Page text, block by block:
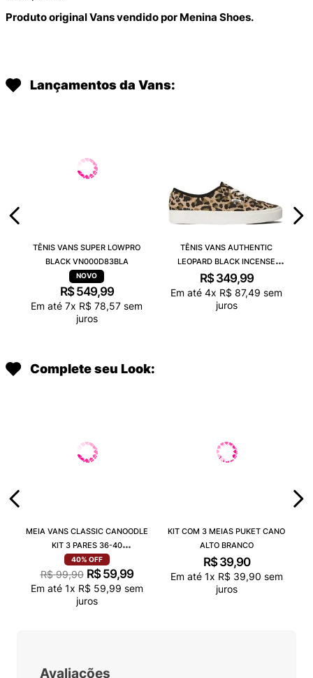
Produto original Vans vendido por Menina Shoes.
Lançamentos da Vans:
TÊNIS VANS SUPER LOWPRO
BLACK VN000D83BLA
R$ 549,99
Em até 7x R$ 78,57 sem
juros
TÊNIS VANS AUTHENTIC
LEOPARD BLACK INCENSE
VN000D6GGR4
R$ 349,99
Em até 4x R$ 87,49 sem
juros
Complete seu Look:
MEIA VANS CLASSIC CANOODLE
KIT 3 PARES 36-40
VN000QCAJU4
40% OFF
R$ 99,90 R$ 59,99
Em até 1x R$ 59,99 sem
juros
KIT COM 3 MEIAS PUKET CANO
ALTO BRANCO
R$ 39,90
Em até 1x R$ 39,90 sem
juros
Avaliações